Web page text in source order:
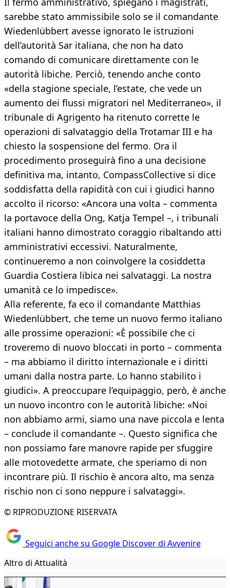
sarebbe stato ammissibile solo se il comandante
Wiedenlübbert avesse ignorato le istruzioni
dell’autorità Sar italiana, che non ha dato
comando di comunicare direttamente con le
autorità libiche. Perciò, tenendo anche conto
«della stagione speciale, l’estate, che vede un
aumento dei flussi migratori nel Mediterraneo», il
tribunale di Agrigento ha ritenuto corrette le
operazioni di salvataggio della Trotamar III e ha
chiesto la sospensione del fermo. Ora il
procedimento proseguirà fino a una decisione
definitiva ma, intanto, CompassCollective si dice
soddisfatta della rapidità con cui i giudici hanno
accolto il ricorso: «Ancora una volta – commenta
la portavoce della Ong, Katja Tempel –, i tribunali
italiani hanno dimostrato coraggio ribaltando atti
amministrativi eccessivi. Naturalmente,
continueremo a non coinvolgere la cosiddetta
Guardia Costiera libica nei salvataggi. La nostra
umanità ce lo impedisce».
Alla referente, fa eco il comandante Matthias
Wiedenlübbert, che teme un nuovo fermo italiano
alle prossime operazioni: «È possibile che ci
troveremo di nuovo bloccati in porto – commenta
– ma abbiamo il diritto internazionale e i diritti
umani dalla nostra parte. Lo hanno stabilito i
giudici». A preoccupare l’equipaggio, però, è anche
un nuovo incontro con le autorità libiche: «Noi
non abbiamo armi, siamo una nave piccola e lenta
– conclude il comandante –. Questo significa che
non possiamo fare manovre rapide per sfuggire
alle motovedette armate, che speriamo di non
incontrare più. Il rischio è ancora alto, ma senza
rischio non ci sono neppure i salvataggi».
© RIPRODUZIONE RISERVATA
Seguici anche su Google Discover di Avvenire
Altro di Attualità